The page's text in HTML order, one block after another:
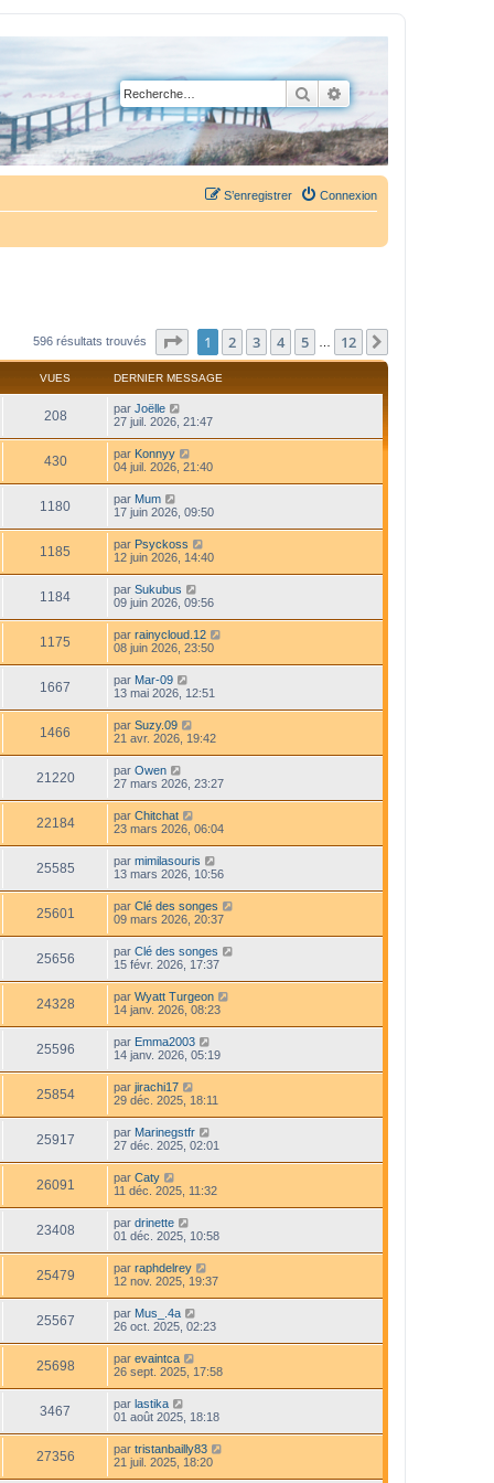
Rechercher
Recherche avancée
Connexion
S’enregistrer
596 résultats trouvés Page sur12
1 2 3 4 5 12
VUES DERNIER MESSAGE
208 par Joëlle
27 juil. 2026, 21:47
430 par Konnyy
04 juil. 2026, 21:40
1180 par Mum
17 juin 2026, 09:50
1185 par Psyckoss
12 juin 2026, 14:40
1184 par Sukubus
09 juin 2026, 09:56
1175 par rainycloud.12
08 juin 2026, 23:50
1667 par Mar-09
13 mai 2026, 12:51
1466 par Suzy.09
21 avr. 2026, 19:42
21220 par Owen
27 mars 2026, 23:27
22184 par Chitchat
23 mars 2026, 06:04
25585 par mimilasouris
13 mars 2026, 10:56
25601 par Clé des songes
09 mars 2026, 20:37
25656 par Clé des songes
15 févr. 2026, 17:37
24328 par Wyatt Turgeon
14 janv. 2026, 08:23
25596 par Emma2003
14 janv. 2026, 05:19
25854 par jirachi17
29 déc. 2025, 18:11
25917 par Marinegstfr
27 déc. 2025, 02:01
26091 par Caty
11 déc. 2025, 11:32
23408 par drinette
01 déc. 2025, 10:58
25479 par raphdelrey
12 nov. 2025, 19:37
25567 par Mus_.4a
26 oct. 2025, 02:23
25698 par evaintca
26 sept. 2025, 17:58
3467 par lastika
01 août 2025, 18:18
27356 par tristanbailly83
21 juil. 2025, 18:20